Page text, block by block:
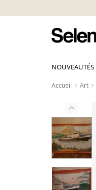
NOUVEAUTÉS
Accueil Art